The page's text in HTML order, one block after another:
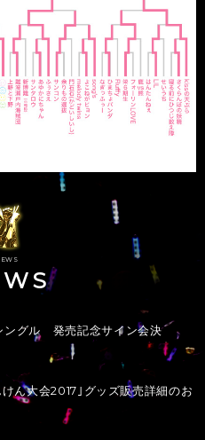
勝
VS
ングル 発売記念サイン会決
ん大会2017｣グッズ販売詳細のお